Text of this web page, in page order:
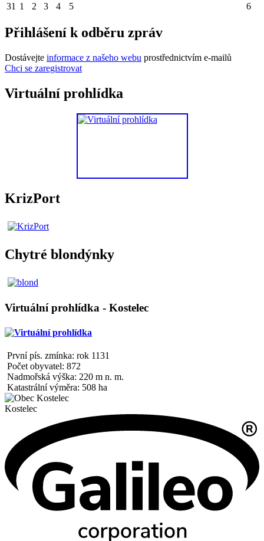
31 1 2 3 4 5 6
Přihlášení k odběru zpráv
Dostávejte informace z našeho webu prostřednictvím e-mailů
Chci se zaregistrovat
Virtuální prohlídka
KrizPort
Chytré blondýnky
Virtuální prohlídka - Kostelec
První pís. zmínka: rok 1131
Počet obyvatel: 872
Nadmořská výška: 220 m n. m.
Katastrální výměra: 508 ha
Kostelec